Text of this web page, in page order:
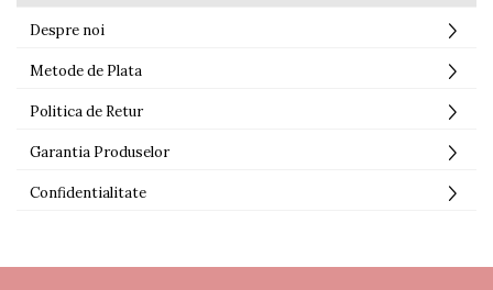
Despre noi
Metode de Plata
Politica de Retur
Garantia Produselor
Confidentialitate